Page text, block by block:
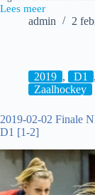
Lees meer
2019-
SCHC
MA1
[2-
7]
admin 2
2019 , D1 ,
Zaalhockey
2019-02-02 Finale
D1 [1-2]